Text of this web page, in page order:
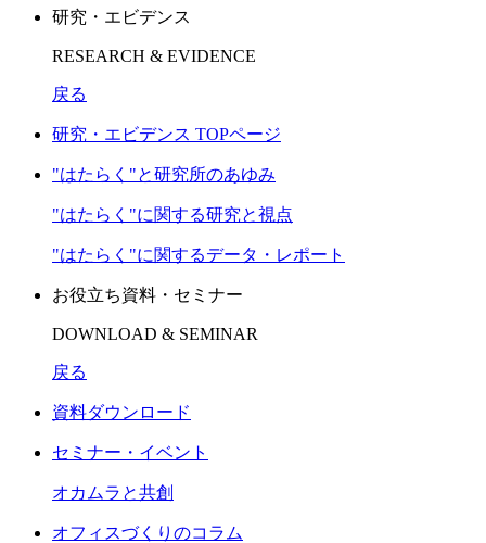
研究・エビデンス
RESEARCH & EVIDENCE
戻る
研究・エビデンス TOPページ
"はたらく"と研究所のあゆみ
"はたらく"に関する研究と視点
"はたらく"に関するデータ・レポート
お役立ち資料・セミナー
DOWNLOAD & SEMINAR
戻る
資料ダウンロード
セミナー・イベント
オカムラと共創
オフィスづくりのコラム